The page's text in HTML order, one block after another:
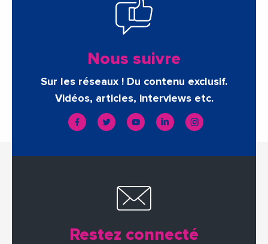
Nous suivre
Sur les réseaux ! Du contenu exclusif.
Vidéos, articles, interviews etc.
Restez connecté